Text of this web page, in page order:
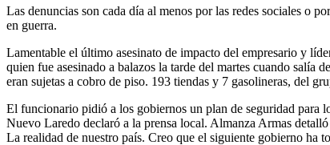
Las denuncias son cada día al menos por las redes sociales o
en guerra.
Lamentable el último asesinato de impacto del empresario y
quien fue asesinado a balazos la tarde del martes cuando
eran sujetas a cobro de piso. 193 tiendas y 7 gasolineras, del
El funcionario pidió a los gobiernos un plan de seguridad para
Nuevo Laredo declaró a la prensa local. Almanza Armas
La realidad de nuestro país. Creo que el siguiente gobierno ha